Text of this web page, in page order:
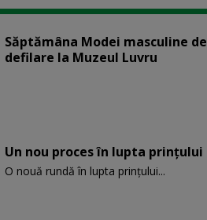
Săptămâna Modei masculine
defilare la Muzeul Luvru
Un nou proces în lupta
O nouă rundă în lupta prinţului...